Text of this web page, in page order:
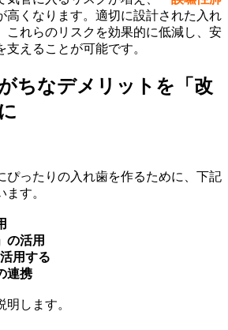
高くなります。適切に設計された入れ
これらのリスクを効果的に低減し、安
えることが可能です。
ちなデメリットを「改
ぴったりの入れ歯を作るために、下記
す。
の活用
用する
連携
します。